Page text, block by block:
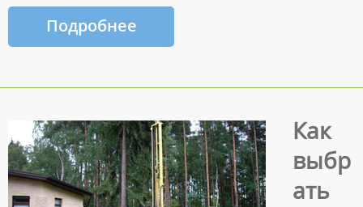
Подробнее
Как
выбр
ать